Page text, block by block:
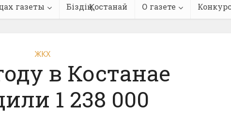
газеты Біздің Қостанай О газете
ЖКХ
в Костанае
1 238 000